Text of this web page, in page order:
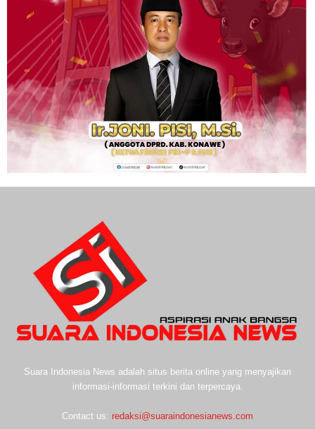
Suara Indonesia News adalah situs berita online yang menyajikan
informasi-informasi terkini dan terpercaya.
Contact us: redaksi@suaraindonesianews.com